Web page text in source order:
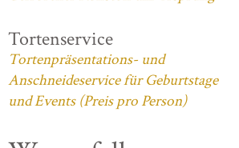
Tortenservice
Tortenpräsentations- und
Anschneideservice für Geburtstage
und Events (Preis pro Person)